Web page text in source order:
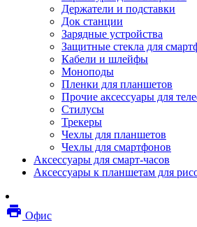
Опции для устройств
сканирования
Сетевое оборудование
Маршрутизаторы
Модемы
Точки доступа
Сетевые адаптеры
Коммутаторы
Расширители
Wi-fi антенны
Инструмент
Кабель
Монтажные
Держатели и подставки
Док станции
Зарядные устройства
Защитные стекла для
Кабели и шлейфы
Моноподы
Пленки для планшетов
Прочие аксессуары для
Стилусы
Трекеры
Чехлы для планшетов
Чехлы для смартфонов
Аксессуары для смарт-часов
Аксессуары к планшетам для
local_printshop Офис